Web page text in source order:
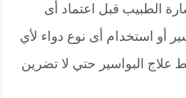
الطبيب قبل اعتماد أى
أو استخدام أى نوع دواء لأي
البواسير حتي لا تضرين